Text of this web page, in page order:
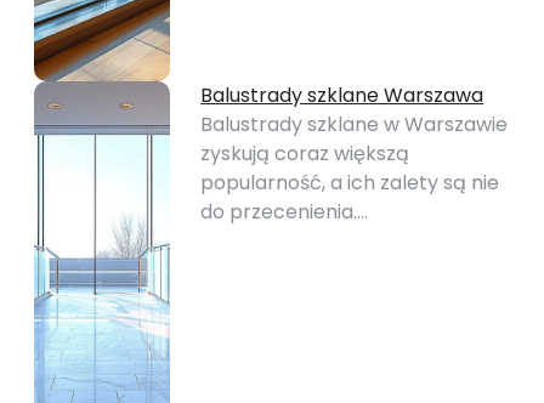
Balustrady szklane Warszawa
Balustrady szklane w Warszawie
zyskują coraz większą
popularność, a ich zalety są nie
do przecenienia.…